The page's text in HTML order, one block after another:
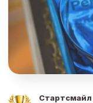
Стартсмайл